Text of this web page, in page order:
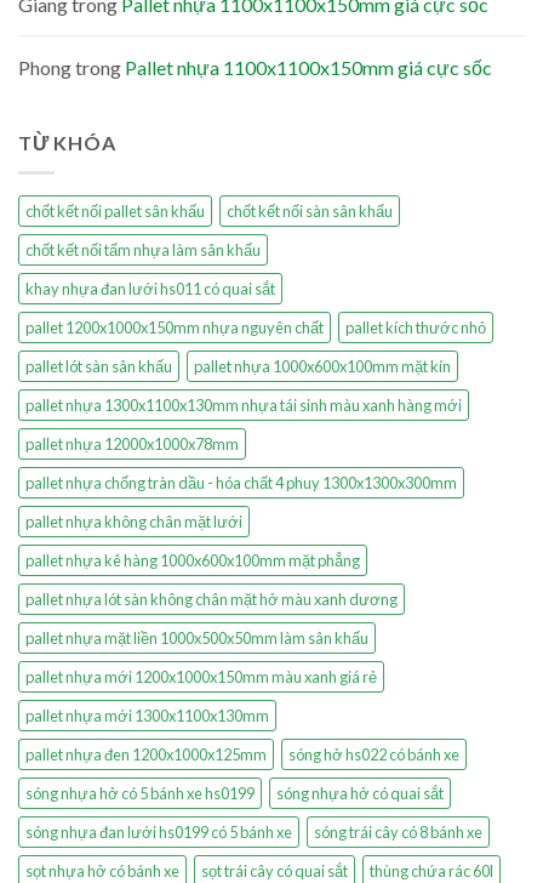
Giangtrong Pallet nhựa 1100x1100x150mm giá cực sốc
Phongtrong Pallet nhựa 1100x1100x150mm giá cực sốc
TỪ KHÓA
chốt kết nối pallet sân khấu
chốt kết nối sàn sân khấu
chốt kết nối tấm nhựa làm sân khấu
khay nhựa đan lưới hs011 có quai sắt
pallet 1200x1000x150mm nhựa nguyên chất
pallet kích thước nhỏ
pallet lót sàn sân khấu
pallet nhựa 1000x600x100mm mặt kín
pallet nhựa 1300x1100x130mm nhựa tái sinh màu xanh hàng mới
pallet nhựa 12000x1000x78mm
pallet nhựa chống tràn dầu - hóa chất 4 phuy 1300x1300x300mm
pallet nhựa không chân mặt lưới
pallet nhựa kê hàng 1000x600x100mm mặt phẳng
pallet nhựa lót sàn không chân mặt hở màu xanh dương
pallet nhựa mặt liền 1000x500x50mm làm sân khấu
pallet nhựa mới 1200x1000x150mm màu xanh giá rẻ
pallet nhựa mới 1300x1100x130mm
pallet nhựa đen 1200x1000x125mm
sóng hở hs022 có bánh xe
sóng nhựa hở có 5 bánh xe hs0199
sóng nhựa hở có quai sắt
sóng nhựa đan lưới hs0199 có 5 bánh xe
sóng trái cây có 8 bánh xe
sọt nhựa hở có bánh xe
sọt trái cây có quai sắt
thùng chứa rác 60l